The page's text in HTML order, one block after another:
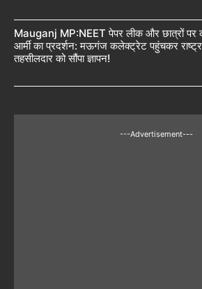
Mauganj MP:NEET पेपर लीक और छात्रों पर
आर्मी का प्रदर्शन: मऊगंज कलेक्ट्रेट पहुंचकर
तहसीलदार को सौंपा ज्ञापन!
---Advertisement---